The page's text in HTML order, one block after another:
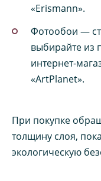
«Erismann».
Фотообои —
выбирайте из
интернет-
«ArtPlanet».
При покупке
толщину слоя,
экологическую